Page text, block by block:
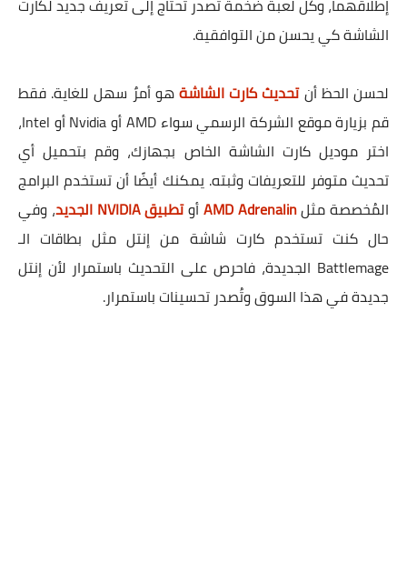
الشاشة كي يحسن من التوافقية.
لحسن الحظ أنتحديث كارت الشاشةهو أمرٌ سهل للغاية. فقط
قم بزيارة موقع الشركة الرسمي سواء AMD أو Nvidia أو Intel،
اختر موديل كارت الشاشة الخاص بجهازك، وقم بتحميل أي
تحديث متوفر للتعريفات وثبته. يمكنك أيضًا أن تستخدم البرامج
المُخصصة مثلAMD Adrenalinأوتطبيق NVIDIA الجديد
، وفي
حال كنت تستخدم كارت شاشة من إنتل مثل بطاقات الـ
Battlemage الجديدة، فاحرص على التحديث باستمرار لأن إنتل
جديدة في هذا السوق وتُصدر تحسينات باستمرار.